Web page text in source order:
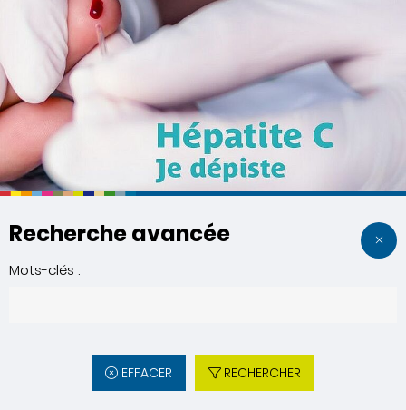
Recherche avancée
Mots-clés :
EFFACER RECHERCHER